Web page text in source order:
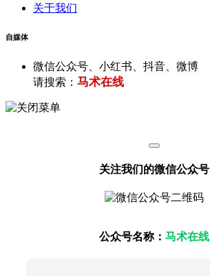
关于我们
自媒体
微信公众号、小红书、抖音、微博
请搜索： 马术在线
关注我们的微信公众号
公众号名称： 马术在线